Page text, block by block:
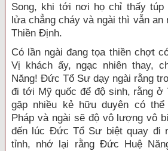
Song, khi tới nơi họ chỉ thấy túp
lửa chẳng cháy và ngài thì vẫn an
Thiền Ðịnh.
Có lần ngài đang tọa thiền chợt
Vị khách ấy, ngạc nhiên thay,
Năng! Ðức Tổ Sư dạy ngài rằng
đi tới Mỹ quốc để độ sinh, rằng ở
gặp nhiều kẻ hữu duyên có thể
Pháp và ngài sẽ độ vô lượng vô
đến lúc Ðức Tổ Sư biệt quay đi
tỉnh, nhớ lại rằng Ðức Huệ